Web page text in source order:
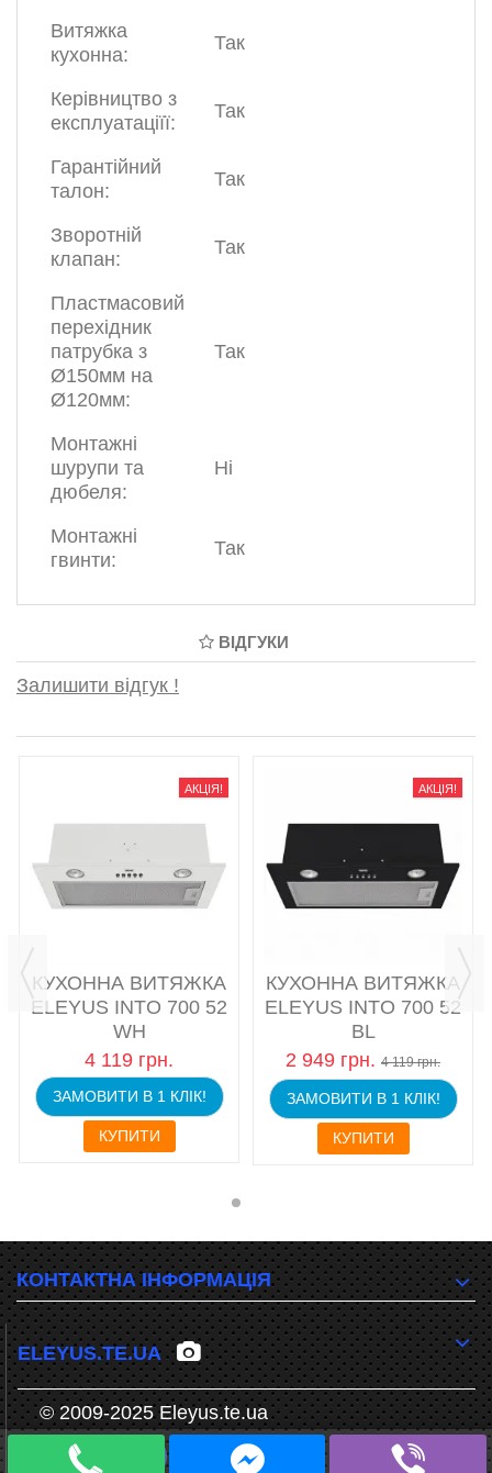
Витяжка
кухонна:
Так
Керівництво з
експлуатаціїї:
Так
Гарантійний
талон:
Так
Зворотній
клапан:
Так
Пластмасовий
перехідник
патрубка з
Ø150мм на
Ø120мм:
Так
Монтажні
шурупи та
дюбеля:
Ні
Монтажні
гвинти:
Так
ВІДГУКИ
Залишити відгук !
АКЦІЯ!
КУХОННА ВИТЯЖКА
ELEYUS INTO 700 52
WH
4 119 грн.
ЗАМОВИТИ В 1 КЛІК!
КУПИТИ
АКЦІЯ!
КУХОННА ВИТЯЖКА
ELEYUS INTO 700 52
BL
2 949 грн. 4 119 грн.
ЗАМОВИТИ В 1 КЛІК!
КУПИТИ
КОНТАКТНА ІНФОРМАЦІЯ
ELEYUS.TE.UA
© 2009-2025 Eleyus.te.ua